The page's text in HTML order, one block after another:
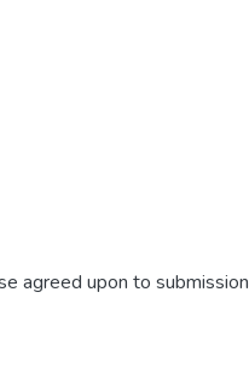
agreed upon to submission